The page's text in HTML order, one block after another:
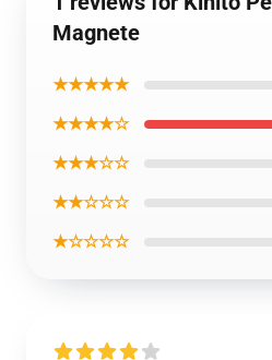
Magnete
★★★★★
★★★★☆
★★★☆☆
★★☆☆☆
★☆☆☆☆